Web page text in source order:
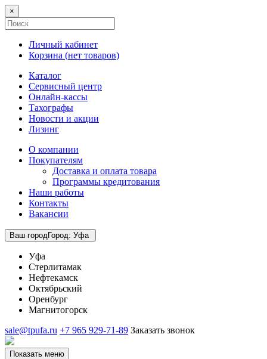
×
Личный кабинет
Корзина (нет товаров)
Каталог
Сервисный центр
Онлайн-кассы
Тахографы
Новости и акции
Лизинг
О компании
Покупателям
Доставка и оплата товара
Программы кредитования
Наши работы
Контакты
Вакансии
Ваш городГород: Уфа
Уфа
Стерлитамак
Нефтекамск
Октябрьский
Оренбург
Магнитогорск
sale@tpufa.ru +7 965 929-71-89 Заказать звонок
Показать меню